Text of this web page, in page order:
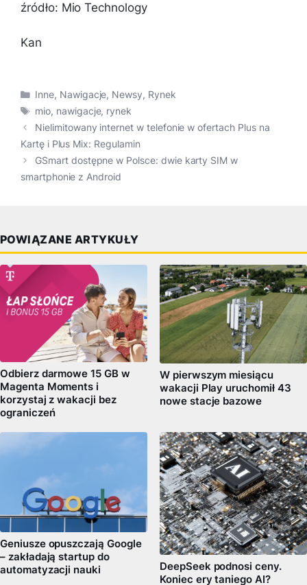
źródło: Mio Technology
Kan
Kategorie
Inne, Nawigacje, Newsy, Rynek
Tagi
mio, nawigacje, rynek
Nielimitowany internet w telefonie w ofertach Plus na
Kartę i Plus Mix: Regulamin
GSmart dostępne w Polsce: dwie karty SIM w
smartphonie z Android
POWIĄZANE ARTYKUŁY
Odbierz darmowe 15 GB w
Magenta Moments i
korzystaj z wakacji bez
ograniczeń
W pierwszym miesiącu
wakacji Play uruchomił 43
nowe stacje bazowe
Geniusze opuszczają Google
– zakładają startup do
automatyzacji nauki
DeepSeek podnosi ceny.
Koniec ery taniego AI?